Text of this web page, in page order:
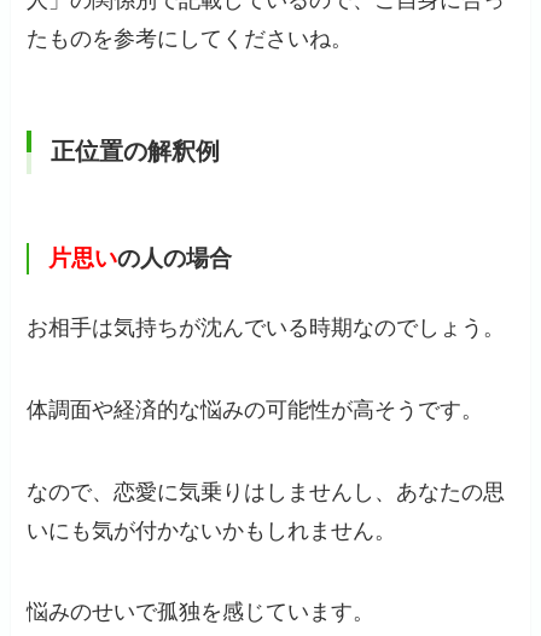
たものを参考にしてくださいね。
正位置の解釈例
片思いの人の場合
お相手は気持ちが沈んでいる時期なのでしょう。
体調面や経済的な悩みの可能性が高そうです。
なので、恋愛に気乗りはしませんし、あなたの思
いにも気が付かないかもしれません。
悩みのせいで孤独を感じています。